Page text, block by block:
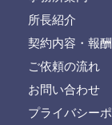
所長紹介
契約内容・報
ご依頼の流れ
お問い合わせ
プライバシー